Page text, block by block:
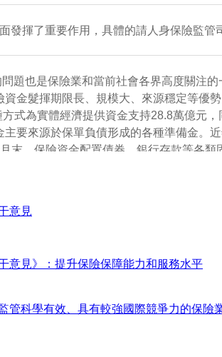
發揮了重要作用，具體的請人身保險監管
題也是保險業和當前社會各界高度關注
金髮揮期限長、規模大、來源穩定等優
式為實體經濟提供資金支持28.8萬億元
要來源於保單負債形成的各種準備金。
末，保險資金配置債券、銀行存款等各
總體風險可控。第二是支持保險資金通
、信託計劃、未上市企業股權、公募基
私募股權基金等方式，向科技類企業投
者的作用，助力提升直接融資比重。到
募證券投資基金開展長期股票投資試點
們將繼續優化保險資金運用的監管政策
意見
意見》：提升保險保障能力和服務水平
管科學有效、具有較強國際競爭力的保險